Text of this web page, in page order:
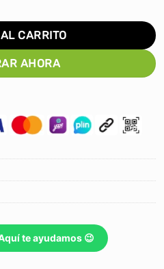
CARRITO
AHORA
te ayudamos 😉